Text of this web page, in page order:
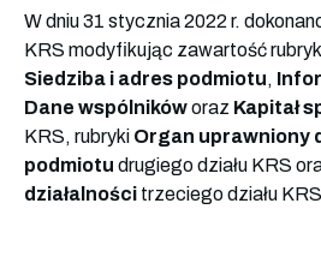
W dniu 31 stycznia 2022 r.
KRS modyfikując zawartość rubryk
Siedziba i adres podmiotu,
Dane wspólnikóworaz Kapitał
KRS, rubryki Organ uprawniony
podmiotu drugiego działu KRS
działalności trzeciego działu